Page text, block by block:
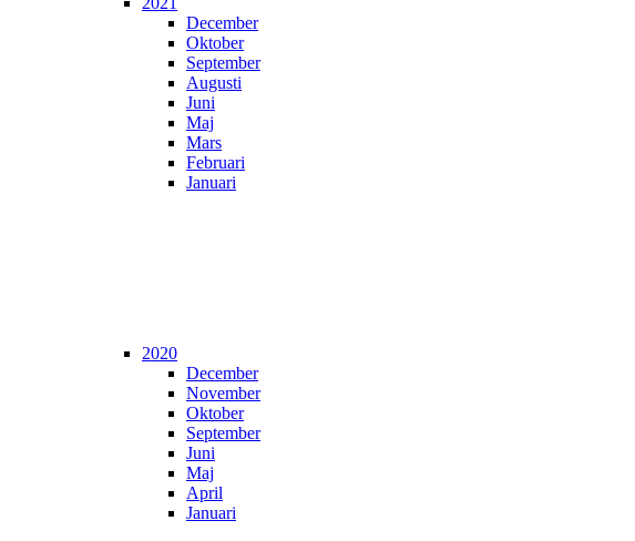
December
Oktober
September
Augusti
Juni
Maj
Mars
Februari
Januari
2020
December
November
Oktober
September
Juni
Maj
April
Januari